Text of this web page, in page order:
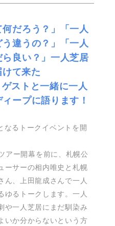
何だろう？」「一人
違うの？」「一人
良い？」一人芝居
て来た
ストと一緒に一人
ープに語ります！
るトークイベントを開
ー開幕を前に、札幌公
ーサーの相内唯史と札幌
ん、上田龍成さんで一人
ゆるトークします。一人
や一人芝居にまだ馴染み
いか分からないという方